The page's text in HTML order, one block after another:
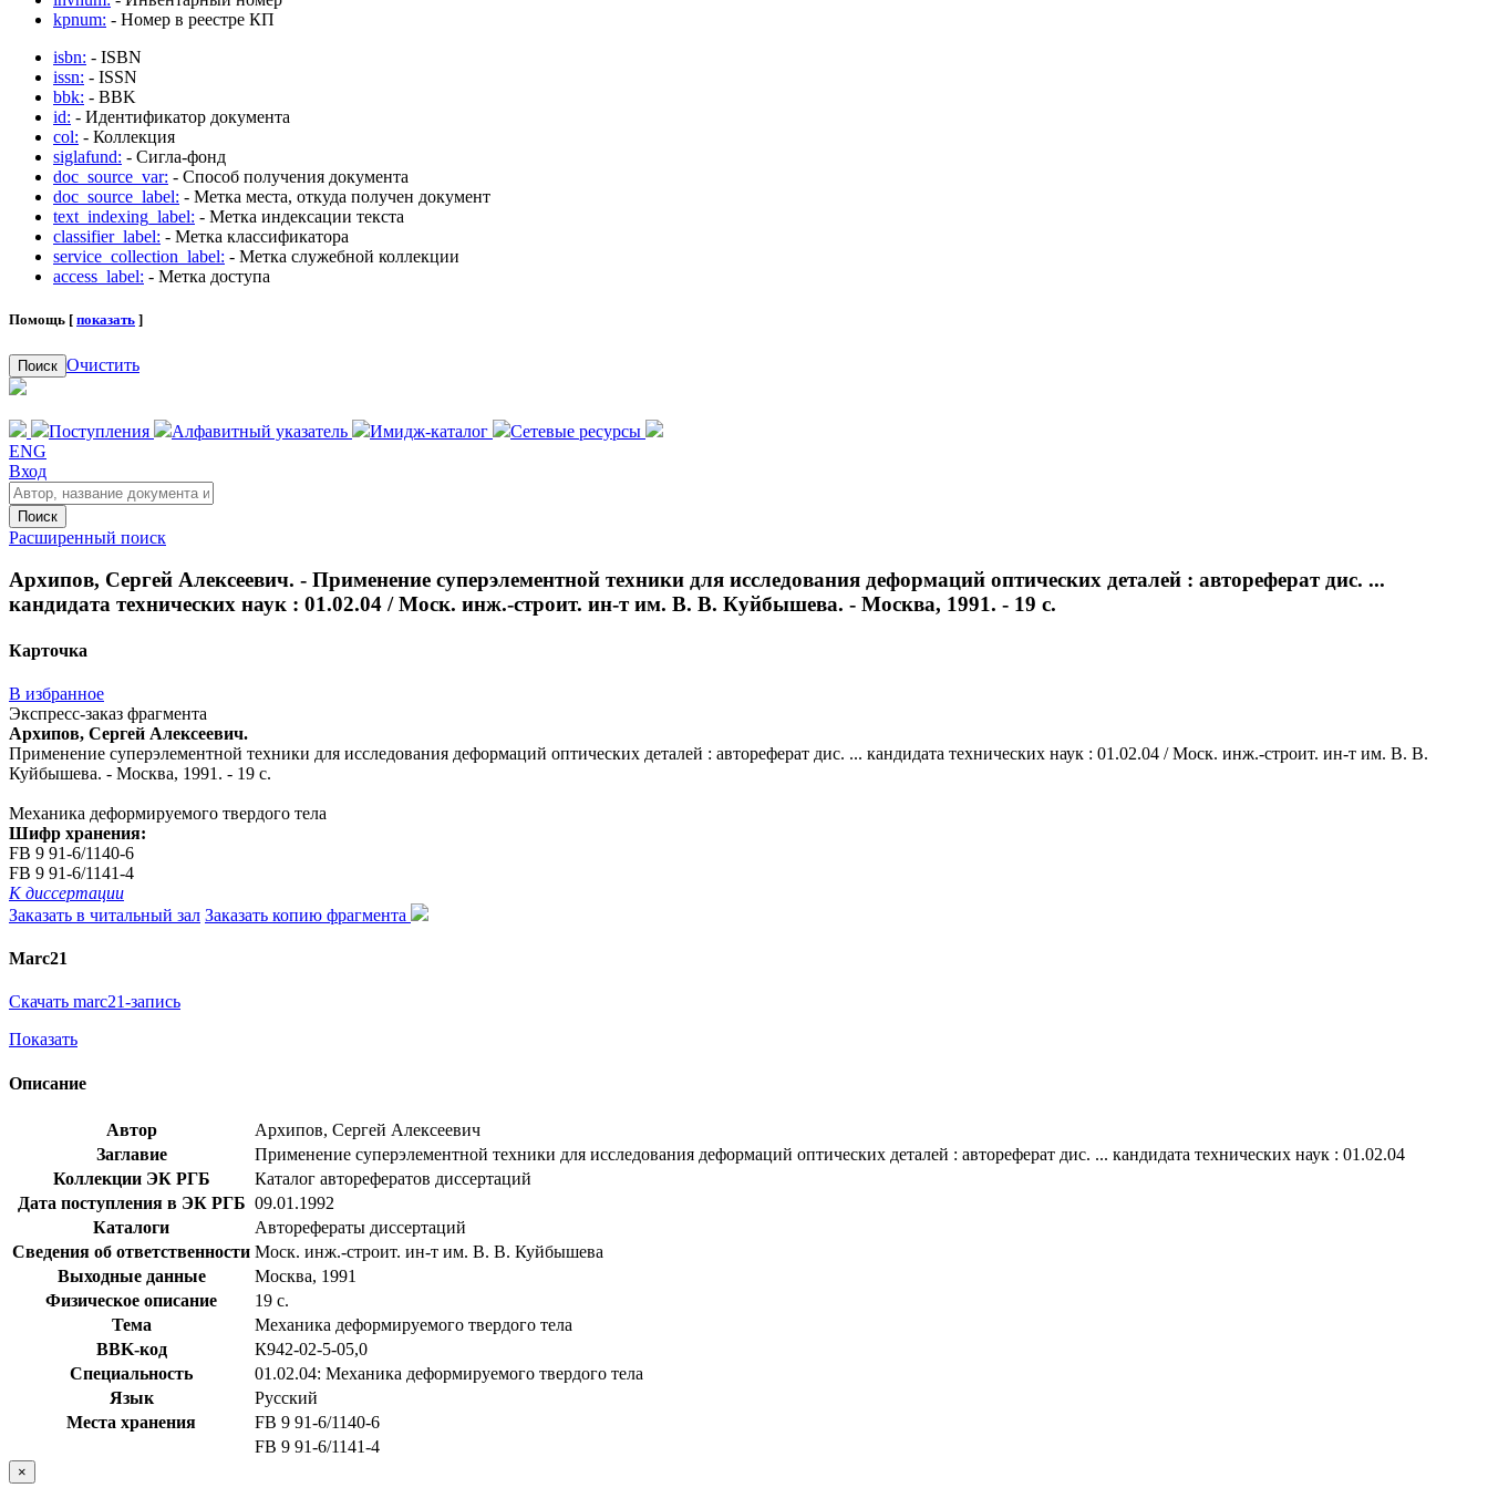
kpnum: - Номер в реестре КП
isbn: - ISBN
issn: - ISSN
bbk: - BBK
id: - Идентификатор документа
col: - Коллекция
siglafund: - Сигла-фонд
doc_source_var: - Способ получения документа
doc_source_label: - Метка места, откуда получен документ
text_indexing_label: - Метка индексации текста
classifier_label: - Метка классификатора
service_collection_label: - Метка служебной коллекции
access_label: - Метка доступа
Помощь [ показать ]
Поиск Очистить
Поступления Алфавитный указатель Имидж-каталог
Сетевые ресурсы
ENG
Вход
Поиск
Расширенный поиск
Архипов, Сергей Алексеевич. - Применение суперэлементной техники для исследования деформаций оптических деталей : автореферат дис. ...
кандидата технических наук : 01.02.04 / Моск. инж.-строит. ин-т им. В. В. Куйбышева. - Москва, 1991. - 19 с.
Карточка
В избранное
Экспресс-заказ фрагмента
Архипов, Сергей Алексеевич.
Применение суперэлементной техники для исследования деформаций оптических деталей : автореферат дис. ... кандидата технических наук : 01.02.04 / Моск. инж.-строит. ин-т им. В. В.
Куйбышева. - Москва, 1991. - 19 с.
Механика деформируемого твердого тела
Шифр хранения:
FB 9 91-6/1140-6
FB 9 91-6/1141-4
К диссертации
Заказать в читальный зал Заказать копию фрагмента
Marc21
Скачать marc21-запись
Показать
Описание
Автор
Архипов, Сергей Алексеевич
Заглавие
Применение суперэлементной техники для исследования деформаций оптических деталей : автореферат дис. ... кандидата технических наук : 01.02.04
Коллекции ЭК РГБ
Каталог авторефератов диссертаций
Дата поступления в ЭК РГБ 09.01.1992
Каталоги
Авторефераты диссертаций
Сведения об ответственности Моск. инж.-строит. ин-т им. В. В. Куйбышева
Выходные данные
Москва, 1991
Физическое описание
19 с.
Тема
Механика деформируемого твердого тела
BBK-код
К942-02-5-05,0
Специальность
01.02.04: Механика деформируемого твердого тела
Язык
Русский
Места хранения
FB 9 91-6/1140-6
FB 9 91-6/1141-4
×